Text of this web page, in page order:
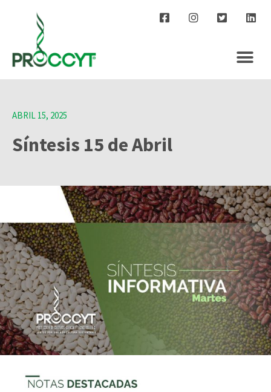
ABRIL 15, 2025
Síntesis 15 de Abril